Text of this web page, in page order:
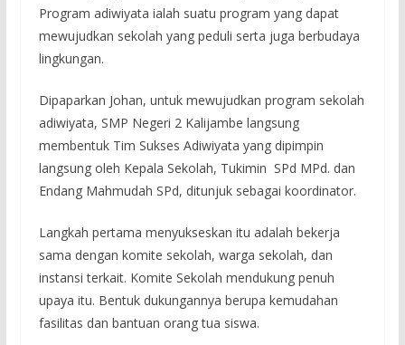
Program adiwiyata ialah suatu program yang dapat
mewujudkan sekolah yang peduli serta juga berbudaya
lingkungan.
Dipaparkan Johan, untuk mewujudkan program sekolah
adiwiyata, SMP Negeri 2 Kalijambe langsung
membentuk Tim Sukses Adiwiyata yang dipimpin
langsung oleh Kepala Sekolah, Tukimin SPd MPd. dan
Endang Mahmudah SPd, ditunjuk sebagai koordinator.
Langkah pertama menyukseskan itu adalah bekerja
sama dengan komite sekolah, warga sekolah, dan
instansi terkait. Komite Sekolah mendukung penuh
upaya itu. Bentuk dukungannya berupa kemudahan
fasilitas dan bantuan orang tua siswa.